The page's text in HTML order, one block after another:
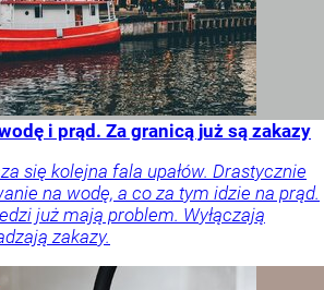
i prąd. Za granicą już są zakazy
się kolejna fala upałów. Drastycznie
na wodę, a co za tym idzie na prąd.
już mają problem. Wyłączają
zakazy.